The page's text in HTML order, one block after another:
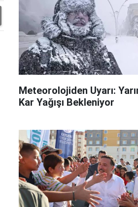
Meteorolojiden Uyarı:
Kar Yağışı Bekleniyor